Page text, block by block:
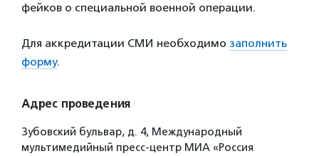
фейков о специальной военной операции.
Для аккредитации СМИ необходимо заполнить
форму.
Адрес проведения
Зубовский бульвар, д. 4, Международный
мультимедийный пресс-центр МИА «Россия